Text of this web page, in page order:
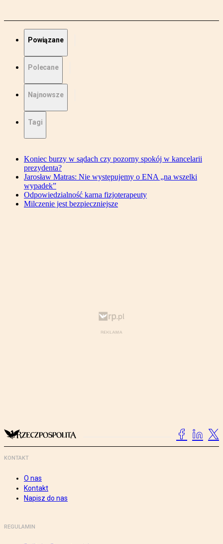
Powiązane
Polecane
Najnowsze
Tagi
Koniec burzy w sądach czy pozorny spokój w kancelarii
prezydenta?
Jarosław Matras: Nie występujemy o ENA „na wszelki
wypadek”
Odpowiedzialność karna fizjoterapeuty
Milczenie jest bezpieczniejsze
KONTAKT
O nas
Kontakt
Napisz do nas
REGULAMIN